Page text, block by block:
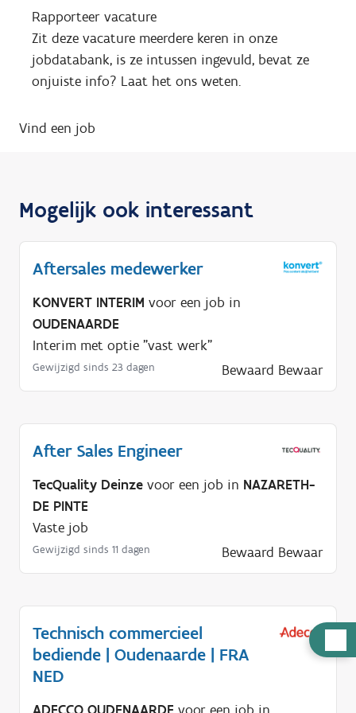
u
Rapporteer vacature
Zit deze vacature meerdere keren in onze
jobdatabank, is ze intussen ingevuld, bevat ze
onjuiste info? Laat het ons weten.
Vind een job
Mogelijk ook interessant
Aftersales medewerker
KONVERT INTERIM voor een job in
OUDENAARDE
Interim met optie "vast werk"
Gewijzigd sinds 23 dagen Bewaard Bewaar
After Sales Engineer
TecQuality Deinze voor een job in NAZARETH-
DE PINTE
Vaste job
Gewijzigd sinds 11 dagen Bewaard Bewaar
Technisch commercieel
bediende | Oudenaarde | FRA
NED